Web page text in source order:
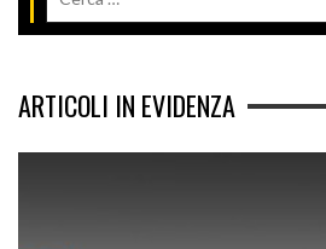
ARTICOLI IN EVIDENZA